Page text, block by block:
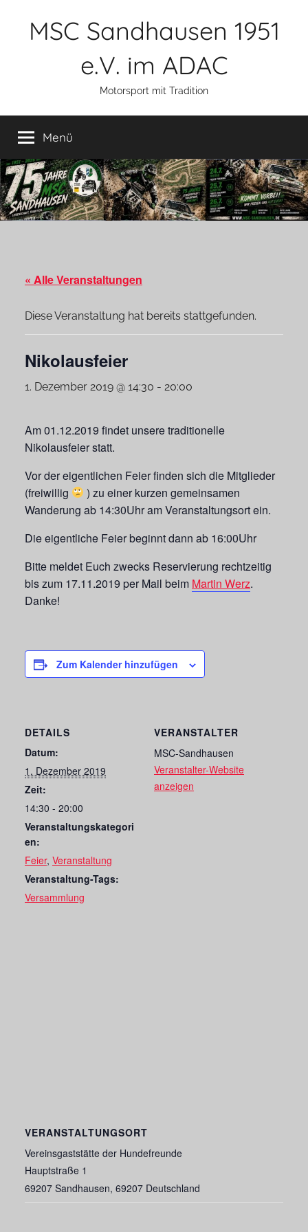
MSC Sandhausen 1951
e.V. im ADAC
Motorsport mit Tradition
Menü
« Alle Veranstaltungen
Diese Veranstaltung hat bereits stattgefunden.
Nikolausfeier
1. Dezember 2019 @ 14:30 - 20:00
Am 01.12.2019 findet unsere traditionelle
Nikolausfeier statt.
Vor der eigentlichen Feier finden sich die Mitglieder
(freiwillig
) zu einer kurzen gemeinsamen
Wanderung ab 14:30Uhr am Veranstaltungsort ein.
Die eigentliche Feier beginnt dann ab 16:00Uhr
Bitte meldet Euch zwecks Reservierung rechtzeitig
bis zum 17.11.2019 per Mail beim Martin Werz.
Danke!
Zum Kalender hinzufügen
DETAILS
Datum:
1. Dezember 2019
Zeit:
14:30 - 20:00
Veranstaltungskategori
en:
Feier, Veranstaltung
Veranstaltung-Tags:
Versammlung
VERANSTALTER
MSC-Sandhausen
Veranstalter-Website
anzeigen
VERANSTALTUNGSORT
Vereinsgaststätte der Hundefreunde
Hauptstraße 1
69207 Sandhausen, 69207 Deutschland